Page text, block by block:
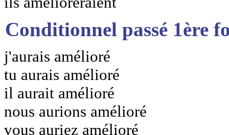
Conditionnel passé 1ère
j'aurais amélioré
tu aurais amélioré
il aurait amélioré
nous aurions amélioré
vous auriez amélioré